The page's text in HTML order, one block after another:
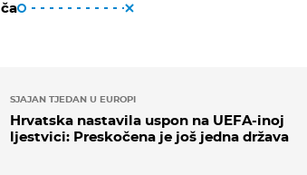
SJAJAN TJEDAN U EUROPI
Hrvatska nastavila uspon na UEFA-inoj
ljestvici: Preskočena je još jedna država